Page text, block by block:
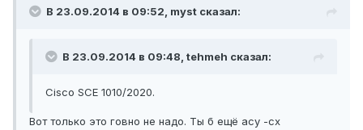
В 23.09.2014 в 09:52, myst сказал:
В 23.09.2014 в 09:48, tehmeh сказал:
Cisco SCE 1010/2020.
Вот только это говно не надо. Ты б ещё асу -cx